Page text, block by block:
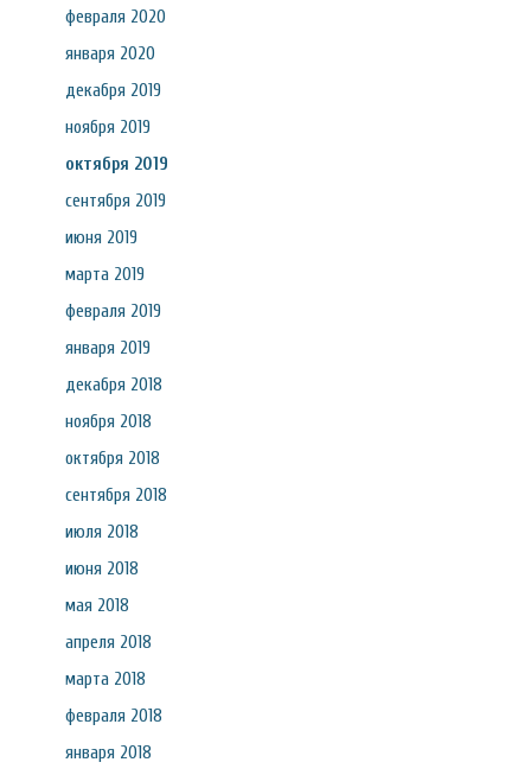
февраля 2020
января 2020
декабря 2019
ноября 2019
октября 2019
сентября 2019
июня 2019
марта 2019
февраля 2019
января 2019
декабря 2018
ноября 2018
октября 2018
сентября 2018
июля 2018
июня 2018
мая 2018
апреля 2018
марта 2018
февраля 2018
января 2018